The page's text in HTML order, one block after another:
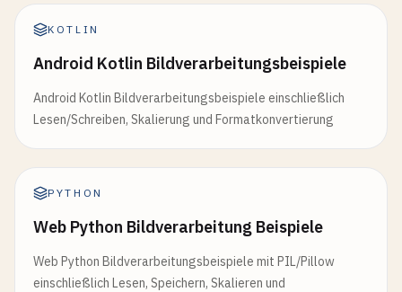
KOTLIN
Android Kotlin Bildverarbeitungsbeispiele
Android Kotlin Bildverarbeitungsbeispiele einschließlich
Lesen/Schreiben, Skalierung und Formatkonvertierung
PYTHON
Web Python Bildverarbeitung Beispiele
Web Python Bildverarbeitungsbeispiele mit PIL/Pillow
einschließlich Lesen, Speichern, Skalieren und